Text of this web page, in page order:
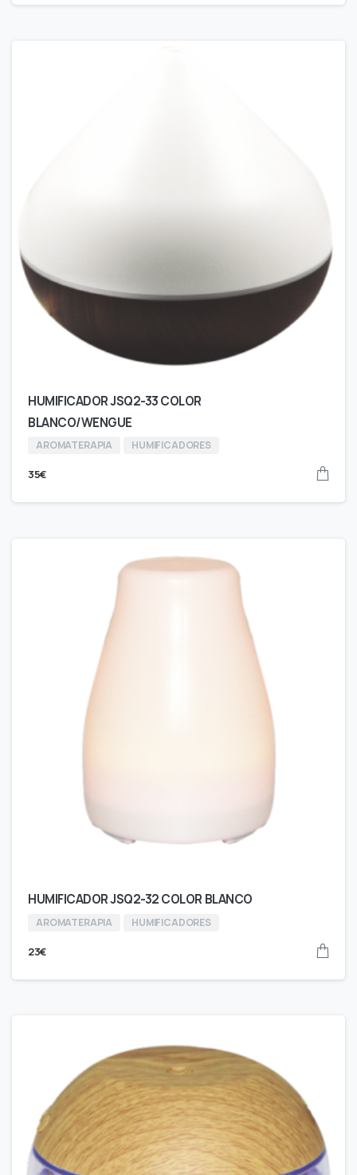
HUMIFICADOR JSQ2-33 COLOR
BLANCO/WENGUE
AROMATERAPIA HUMIFICADORES
35€
HUMIFICADOR JSQ2-32 COLOR BLANCO
AROMATERAPIA HUMIFICADORES
23€